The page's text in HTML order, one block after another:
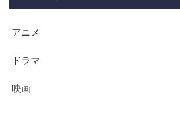
アニメ
ドラマ
映画